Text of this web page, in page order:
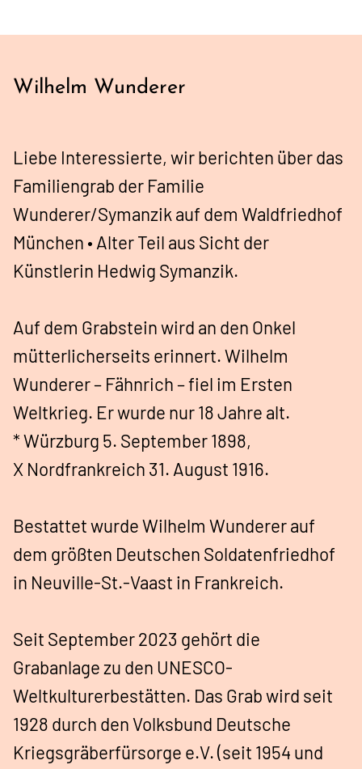
Wilhelm Wunderer
Liebe Interessierte, wir berichten über das
Familiengrab der Familie
Wunderer/Symanzik auf dem Waldfriedhof
München • Alter Teil aus Sicht der
Künstlerin Hedwig Symanzik.
Auf dem Grabstein wird an den Onkel
mütterlicherseits erinnert. Wilhelm
Wunderer – Fähnrich – fiel im Ersten
Weltkrieg. Er wurde nur 18 Jahre alt.
* Würzburg 5. September 1898,
X Nordfrankreich 31. August 1916.
Bestattet wurde Wilhelm Wunderer auf
dem größten Deutschen Soldatenfriedhof
in Neuville-St.-Vaast in Frankreich.
Seit September 2023 gehört die
Grabanlage zu den UNESCO-
Weltkulturerbestätten. Das Grab wird seit
1928 durch den Volksbund Deutsche
Kriegsgräberfürsorge e.V. (seit 1954 und